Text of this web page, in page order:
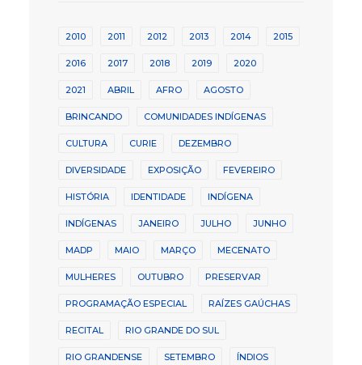
2010 2011 2012 2013 2014 2015
2016 2017 2018 2019 2020
2021 ABRIL AFRO AGOSTO
BRINCANDO COMUNIDADES INDÍGENAS
CULTURA CURIE DEZEMBRO
DIVERSIDADE EXPOSIÇÃO FEVEREIRO
HISTÓRIA IDENTIDADE INDÍGENA
INDÍGENAS JANEIRO JULHO JUNHO
MADP MAIO MARÇO MECENATO
MULHERES OUTUBRO PRESERVAR
PROGRAMAÇÃO ESPECIAL RAÍZES GAÚCHAS
RECITAL RIO GRANDE DO SUL
RIO GRANDENSE SETEMBRO ÍNDIOS